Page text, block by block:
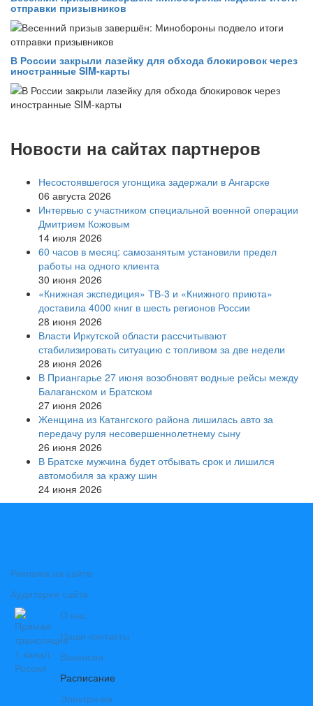
отправки призывников
В России закрыли лазейку для обхода блокировок через
иностранные SIM-карты
Новости на сайтах партнеров
Несостоявшегося угонщика задержали в Ангарске
06 августа 2026
Интервью с участником специальной военной операции
Дмитрием Кожовым
14 июля 2026
60 часов в месяц: самозанятым установили предел
работы на одного клиента
30 июня 2026
«Книжная экспедиция» ТВ-3 и «Книжного приюта»
доставила 4000 книг в шесть регионов России
28 июня 2026
Власти Иркутской области рассчитывают
стабилизировать ситуацию с топливом за две недели
28 июня 2026
В Приангарье 27 июня возобновят водные рейсы между
Балаганском и Братском
27 июня 2026
Женщина из Катангского района лишилась авто за
передачу руля несовершеннолетнему сыну
26 июня 2026
В Братске мужчина будет отбывать срок и лишился
автомобиля за кражу шин
24 июня 2026
Реклама на сайте
Аудитория сайта
О нас
Наши контакты
Вакансии
Расписание
Электрички